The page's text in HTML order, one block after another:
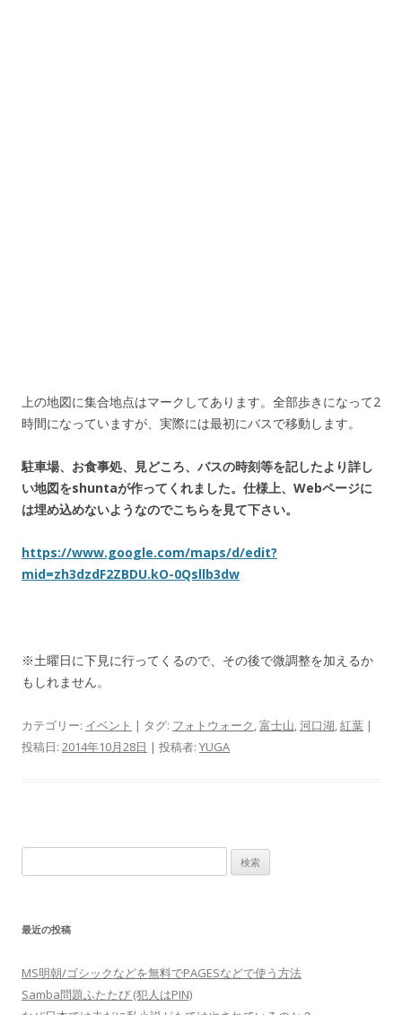
上の地図に集合地点はマークしてあります。全部歩きになって2
時間になっていますが、実際には最初にバスで移動します。
駐車場、お食事処、見どころ、バスの時刻等を記したより詳し
い地図をshuntaが作ってくれました。仕様上、Webページに
は埋め込めないようなのでこちらを見て下さい。
https://www.google.com/maps/d/edit?
mid=zh3dzdF2ZBDU.kO-0Qsllb3dw
※土曜日に下見に行ってくるので、その後で微調整を加えるか
もしれません。
カテゴリー: イベント | タグ: フォトウォーク,富士山,河口湖,紅葉 |
投稿日: 2014年10月28日 | 投稿者: YUGA
索:
最近の投稿
MS明朝/ゴシックなどを無料でPAGESなどで使う方法
Samba問題ふたたび (犯人はPIN)